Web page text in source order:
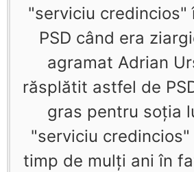
"serviciu credincios"
PSD când era
agramat Adrian
răsplătit astfel de
gras pentru soţia
"serviciu credincios"
timp de mulţi ani în